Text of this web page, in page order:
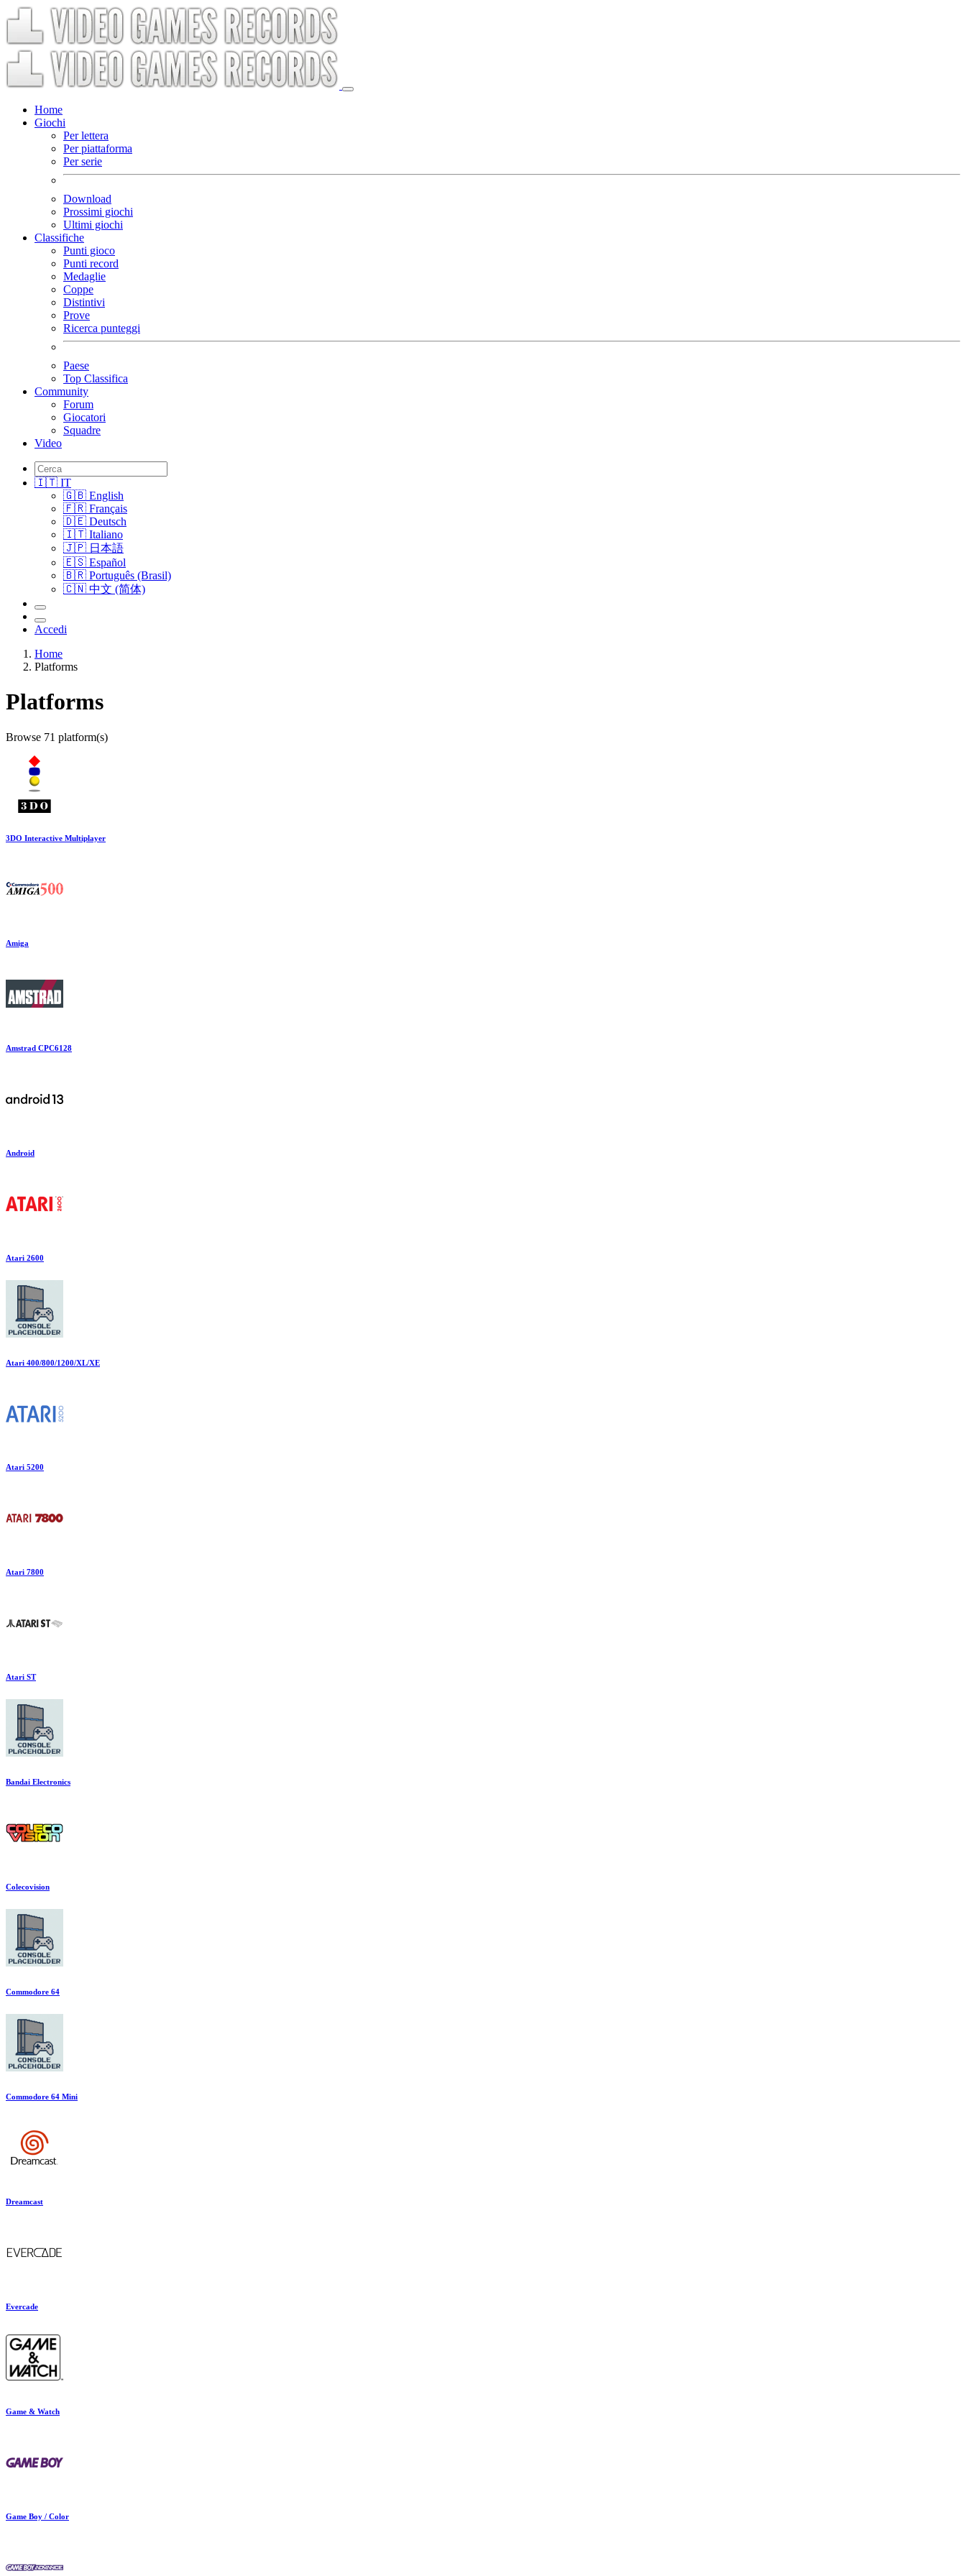
Home
Giochi
Per lettera
Per piattaforma
Per serie
Download
Prossimi giochi
Ultimi giochi
Classifiche
Punti gioco
Punti record
Medaglie
Coppe
Distintivi
Prove
Ricerca punteggi
Paese
Top Classifica
Community
Forum
Giocatori
Squadre
Video
🇮🇹 IT
🇬🇧 English
🇫🇷 Français
🇩🇪 Deutsch
🇮🇹 Italiano
🇯🇵 日本語
🇪🇸 Español
🇧🇷 Português (Brasil)
🇨🇳 中文 (简体)
Accedi
Home
Platforms
Platforms
Browse 71 platform(s)
3DO Interactive Multiplayer
Amiga
Amstrad CPC6128
Android
Atari 2600
Atari 400/800/1200/XL/XE
Atari 5200
Atari 7800
Atari ST
Bandai Electronics
Colecovision
Commodore 64
Commodore 64 Mini
Dreamcast
Evercade
Game & Watch
Game Boy / Color